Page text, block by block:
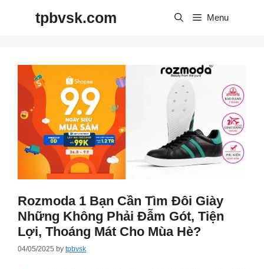
tpbvsk.com Menu
Rozmoda 1 Bạn Cần Tìm Đôi Giày
Những Không Phải Đẫm Gót, Tiện
Lợi, Thoáng Mát Cho Mùa Hè?
04/05/2025 by tpbvsk